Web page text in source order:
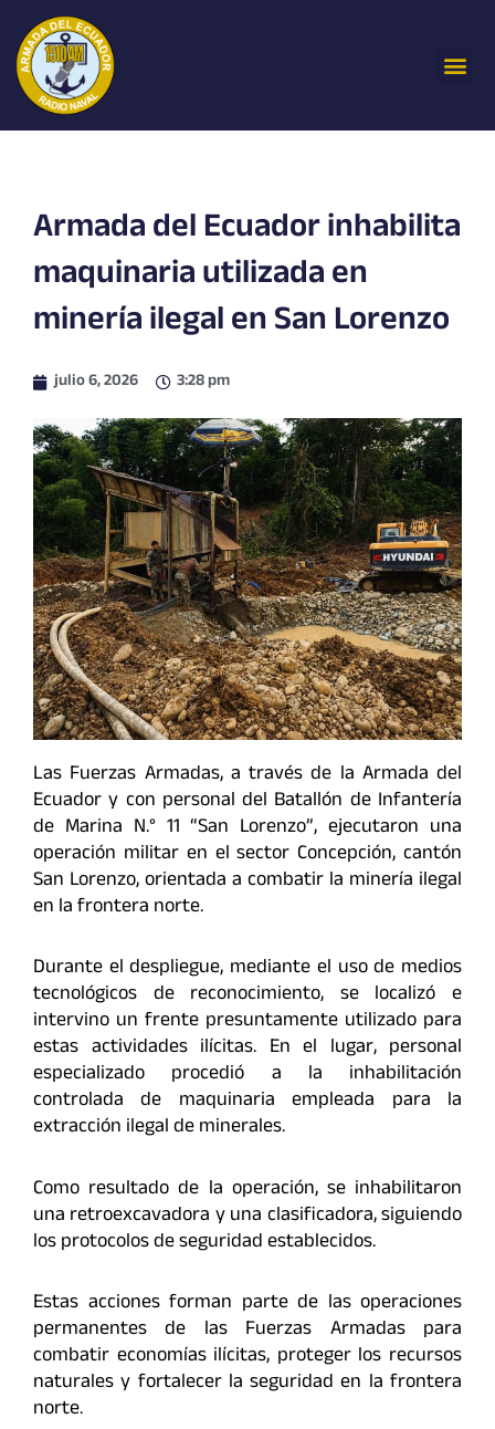
contenido
Armada del Ecuador inhabilita
maquinaria utilizada en
minería ilegal en San Lorenzo
julio 6, 2026 3:28 pm
Las Fuerzas Armadas, a través de la Armada del
Ecuador y con personal del Batallón de Infantería
de Marina N.° 11 “San Lorenzo”, ejecutaron una
operación militar en el sector Concepción, cantón
San Lorenzo, orientada a combatir la minería ilegal
en la frontera norte.
Durante el despliegue, mediante el uso de medios
tecnológicos de reconocimiento, se localizó e
intervino un frente presuntamente utilizado para
estas actividades ilícitas. En el lugar, personal
especializado procedió a la inhabilitación
controlada de maquinaria empleada para la
extracción ilegal de minerales.
Como resultado de la operación, se inhabilitaron
una retroexcavadora y una clasificadora, siguiendo
los protocolos de seguridad establecidos.
Estas acciones forman parte de las operaciones
permanentes de las Fuerzas Armadas para
combatir economías ilícitas, proteger los recursos
naturales y fortalecer la seguridad en la frontera
norte.